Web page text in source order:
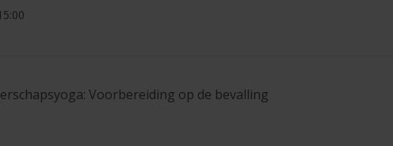
Voorbereiding op de bevalling